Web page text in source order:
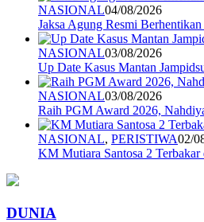
NASIONAL04/08/2026
Jaksa Agung Resmi
NASIONAL03/08/2026
Up Date Kasus Mantan
NASIONAL03/08/2026
Raih PGM Award 2026,
NASIONAL, PERISTIWA02/
KM Mutiara Santosa 2
DUNIA